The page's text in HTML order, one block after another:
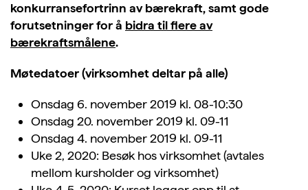
konkurransefortrinn av bærekraft, samtgode
forutsetninger for å bidra til flere av
bærekraftsmålene.
Møtedatoer(virksomhet deltar på alle)
Onsdag 6. november 2019 kl. 08-10:30
Onsdag 20. november 2019 kl. 09-11
Onsdag 4. november 2019 kl. 09-11
Uke 2, 2020: Besøk hos virksomhet (avtales
mellom kursholder og virksomhet)